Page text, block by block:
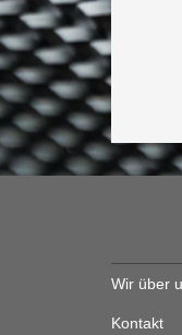
Wir über
Kontakt